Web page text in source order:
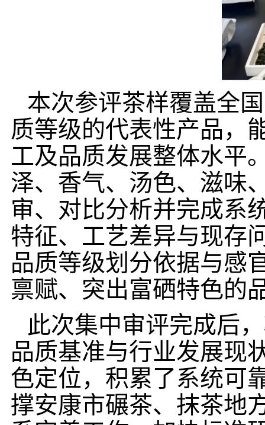
本次参评茶样覆盖全
质等级的代表性产品，
工及品质发展整体水平
泽、香气、汤色、滋味
审、对比分析并完成系
特征、工艺差异与现存
品质等级划分依据与感
禀赋、突出富硒特色的
此次集中审评完成后
品质基准与行业发展现
色定位，积累了系统可
撑安康市碾茶、抹茶地